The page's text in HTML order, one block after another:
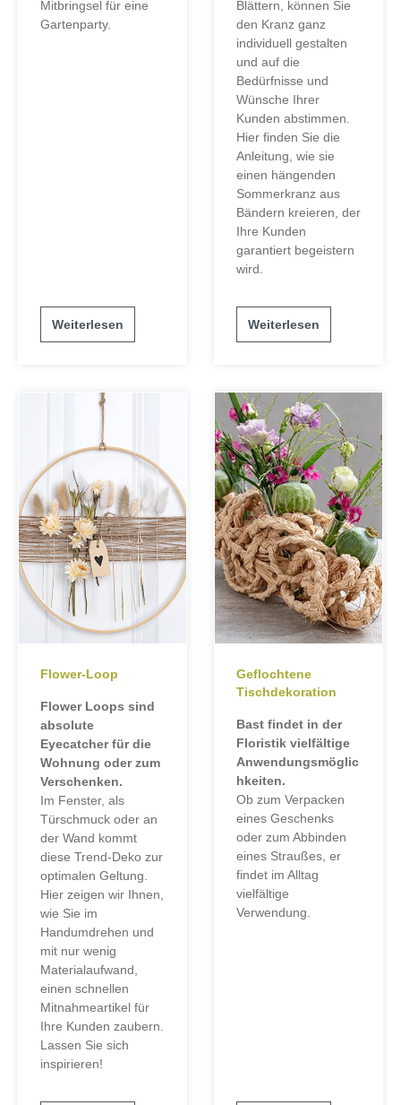
Mitbringsel für eine
Gartenparty.
Weiterlesen
Blättern, können Sie
den Kranz ganz
individuell gestalten
und auf die
Bedürfnisse und
Wünsche Ihrer
Kunden abstimmen.
Hier finden Sie die
Anleitung, wie sie
einen hängenden
Sommerkranz aus
Bändern kreieren, der
Ihre Kunden
garantiert begeistern
wird.
Weiterlesen
Flower-Loop
Flower Loops sind
absolute
Eyecatcher für die
Wohnung oder zum
Verschenken.
Im Fenster, als
Türschmuck oder an
der Wand kommt
diese Trend-Deko zur
optimalen Geltung.
Hier zeigen wir Ihnen,
wie Sie im
Handumdrehen und
mit nur wenig
Materialaufwand,
einen schnellen
Mitnahmeartikel für
Ihre Kunden zaubern.
Lassen Sie sich
inspirieren!
Geflochtene
Tischdekoration
Bast findet in der
Floristik vielfältige
Anwendungsmöglic
hkeiten.
Ob zum Verpacken
eines Geschenks
oder zum Abbinden
eines Straußes, er
findet im Alltag
vielfältige
Verwendung.